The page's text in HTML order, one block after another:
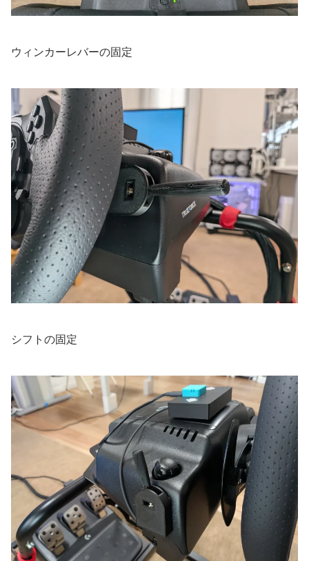
ウィンカーレバーの固定
シフトの固定